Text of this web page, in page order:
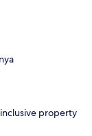
property